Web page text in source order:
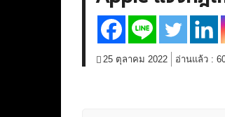
25 ตุลาคม 2022 อ่านแล้ว :